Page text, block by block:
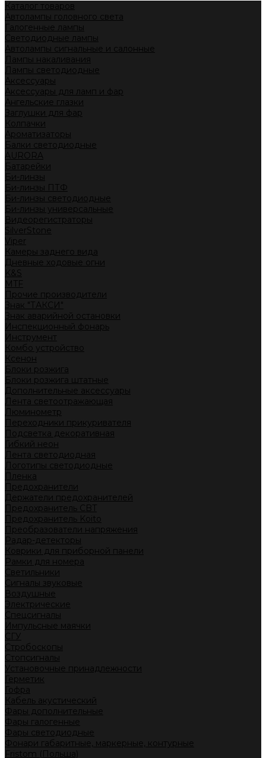
Каталог товаров
Автолампы головного света
Галогенные лампы
Светодиодные лампы
Автолампы сигнальные и салонные
Лампы накаливания
Лампы светодиодные
Аксессуары
Аксессуары для ламп и фар
Ангельские глазки
Заглушки для фар
Колпачки
Ароматизаторы
Балки светодиодные
AURORA
Батарейки
Би-линзы
Би-линзы ПТФ
Би-линзы светодиодные
Би-линзы универсальные
Видеорегистраторы
SilverStone
Viper
Камеры заднего вида
Дневные ходовые огни
K&S
MTF
Прочие производители
Знак "ТАКСИ"
Знак аварийной остановки
Инспекционный фонарь
Инструмент
Комбо устройство
Ксенон
Блоки розжига
Блоки розжига штатные
Дополнительные аксессуары
Лента светоотражающая
Люминометр
Переходники прикуривателя
Подсветка декоративная
Гибкий неон
Лента светодиодная
Логотипы светодиодные
Пленка
Предохранители
Держатели предохранителей
Предохранитель CBT
Предохранитель Koito
Преобразователи напряжения
Радар-детекторы
Коврики для приборной панели
Рамки для номера
Светильники
Сигналы звуковые
Воздушные
Электрические
Спецсигналы
Импульсные маячки
СГУ
Стробоскопы
Стопсигналы
Установочные принадлежности
Герметик
Гофра
Кабель акустический
Фары дополнительные
Фары галогенные
Фары светодиодные
Фонари габаритные, маркерные, контурные
Fristom (Польша)